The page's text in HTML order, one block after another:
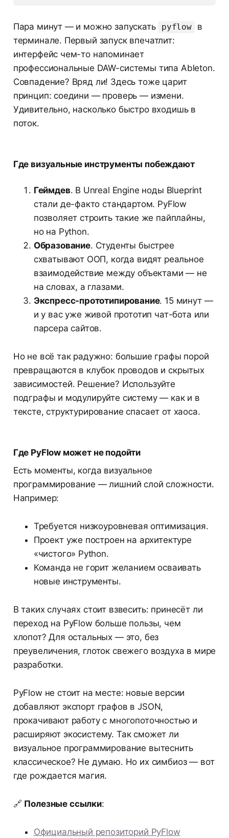
Пара минут — и можно запускать pyflow
в
терминале. Первый запуск впечатлит:
интерфейс чем-то напоминает
профессиональные DAW-системы типа Ableton.
Совпадение? Вряд ли! Здесь тоже царит
принцип: соедини — проверь — измени.
Удивительно, насколько быстро входишь в
поток.
Где визуальные инструменты побеждают
Геймдев. В Unreal Engine ноды Blueprint
стали де-факто стандартом. PyFlow
позволяет строить такие же пайплайны,
но на Python.
Образование. Студенты быстрее
схватывают ООП, когда видят реальное
взаимодействие между объектами — не
на словах, а глазами.
Экспресс-прототипирование. 15 минут —
и у вас уже живой прототип чат-бота или
парсера сайтов.
Но не всё так радужно: большие графы порой
превращаются в клубок проводов и скрытых
зависимостей. Решение? Используйте
подграфы и модулируйте систему — как и в
тексте, структурирование спасает от хаоса.
Где PyFlow может не подойти
Есть моменты, когда визуальное
программирование — лишний слой сложности.
Например:
Требуется низкоуровневая оптимизация.
Проект уже построен на архитектуре
«чистого» Python.
Команда не горит желанием осваивать
новые инструменты.
В таких случаях стоит взвесить: принесёт ли
переход на PyFlow больше пользы, чем
хлопот? Для остальных — это, без
преувеличения, глоток свежего воздуха в мире
разработки.
PyFlow не стоит на месте: новые версии
добавляют экспорт графов в JSON,
прокачивают работу с многопоточностью и
расширяют экосистему. Так сможет ли
визуальное программирование вытеснить
классическое? Не думаю. Но их симбиоз — вот
где рождается магия.
🔗 Полезные ссылки:
Официальный репозиторий PyFlow